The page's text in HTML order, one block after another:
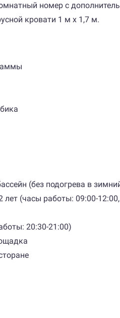
номер с
кровати 1 м х 1,7 м.
(без подогрева в
лет (часы работы: 09:00-
20:30-21:00)